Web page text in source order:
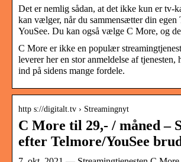
Det er nemlig sådan, at det ikke kun er tv-
kan vælger, når du sammensætter din egen
YouSee. Du kan også vælge C More, og
C More er ikke en populær
leverer her en stor anmeldelse af
ind på sidens mange fordele.
http s://digitalt.tv › Streamingnyt
C More til 29,- / måned –
efter Telmore/YouSee